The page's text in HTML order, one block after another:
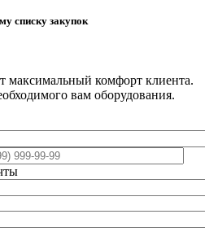
списку закупок
максимальный комфорт клиента.
вам оборудования.